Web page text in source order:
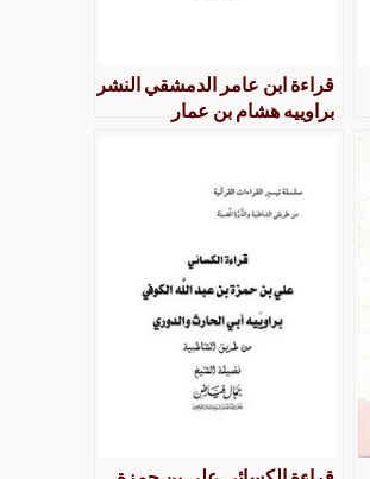
قراءة ابن عامر الدمشقي النشر
براوييه هشام بن عمار
طيبة